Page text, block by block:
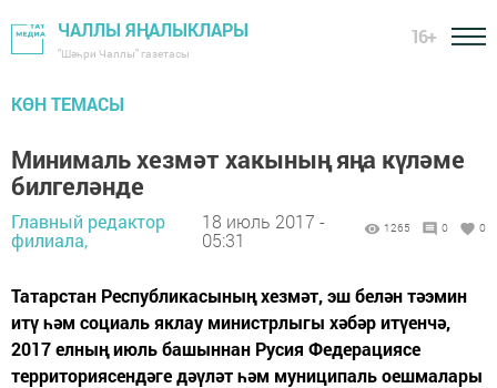
ЧАЛЛЫ ЯҢАЛЫКЛАРЫ
"Шәһри Чаллы" газетасы
16+
КӨН ТЕМАСЫ
Минималь хезмәт хакының яңа күләме
билгеләнде
Главный редактор
филиала,
18 июль 2017 -
05:31
1265 0 0
Татарстан Республикасының хезмәт, эш белән тәэмин
итү һәм социаль яклау министрлыгы хәбәр итүенчә,
2017 елның июль башыннан Русия Федерациясе
территориясендәге дәүләт һәм муниципаль оешмалары